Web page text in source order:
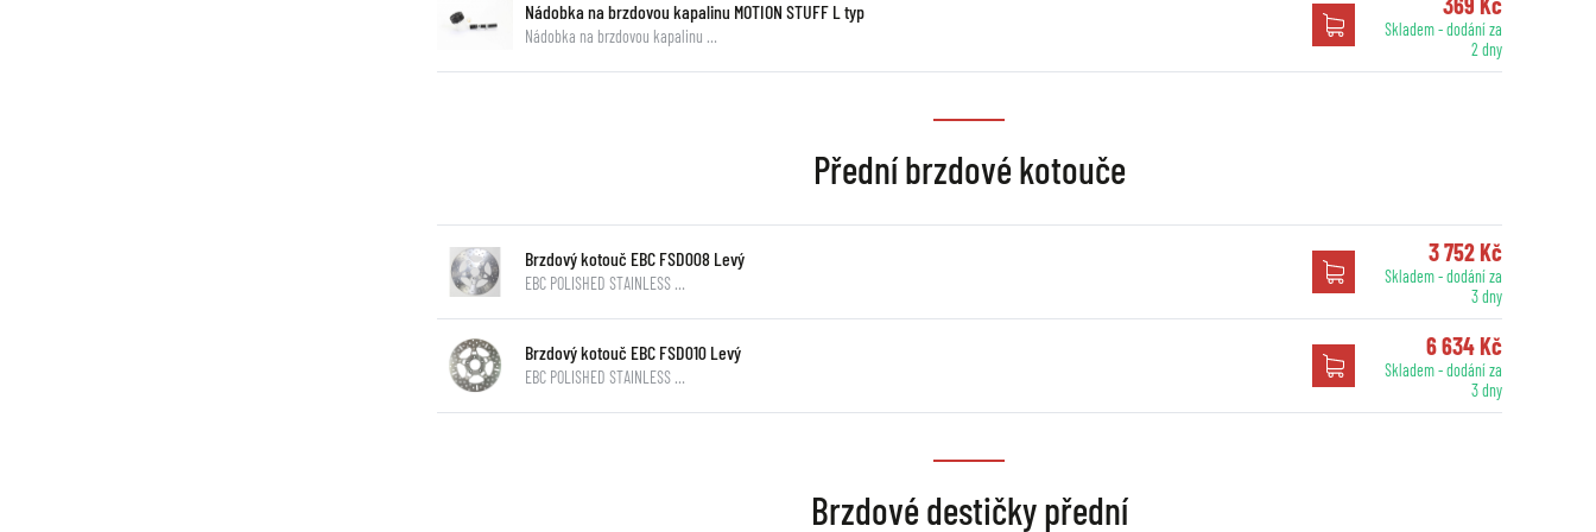
Nádobka na brzdovou kapalinu MOTION STUFF L typ
Nádobka na brzdovou kapalinu …
Skladem - dodání za
2 dny
Přední brzdové kotouče
Brzdový kotouč EBC FSD008 Levý
EBC POLISHED STAINLESS …
3 752 Kč
Skladem - dodání za
3 dny
Brzdový kotouč EBC FSD010 Levý
EBC POLISHED STAINLESS …
6 634 Kč
Skladem - dodání za
3 dny
Brzdové destičky přední